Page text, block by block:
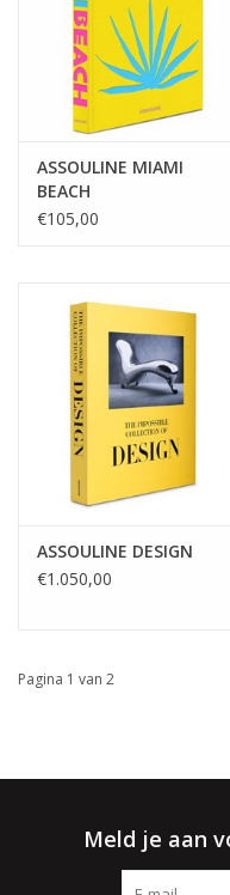
ASSOULINE MIAMI
BEACH
€105,00
ASSOULINE DESIGN
€1.050,00
Pagina 1 van 2
Meld je aan